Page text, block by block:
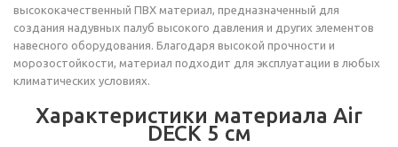
высококачественный ПВХ материал, предназначенный для
создания надувных палуб высокого давления и других элементов
навесного оборудования. Благодаря высокой прочности и
морозостойкости, материал подходит для эксплуатации в любых
климатических условиях.
Характеристики материала Air
DECK 5 см